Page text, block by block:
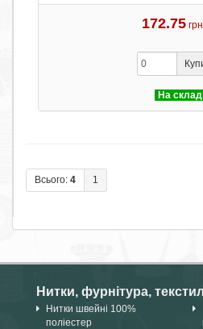
172.75
На
Всього: 4 1
Нитки, фурнітура,
Нитки швейні 100%
поліестер